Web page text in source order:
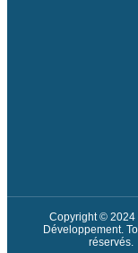
Copyright © 2024
Développement.
réservés.